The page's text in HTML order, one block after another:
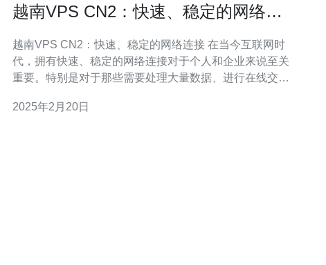
越南VPS CN2：快速、稳定的网络连
越南VPS CN2：快速、稳定的网络连接 在当今互联网时
代，拥有快速、稳定的网络连接对于个人和企业来说至关
重要。特别是对于那些需要处理大量数据、进行在线交流
重要的。 越南VPS CN2是一种提供快速、稳定网络连接的
2025年2月20日